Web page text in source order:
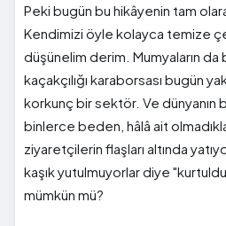
Peki bugün bu hikâyenin tam
Kendimizi öyle kolayca temize
düşünelim derim. Mumyaların
kaçakçılığı karaborsası bugün
korkunç bir sektör. Ve dünyanın
binlerce beden, hâlâ ait
ziyaretçilerin flaşları altında
kaşık yutulmuyorlar diye
mümkün mü?